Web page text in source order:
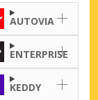
AUTOVIA
ENTERPRISE
KEDDY